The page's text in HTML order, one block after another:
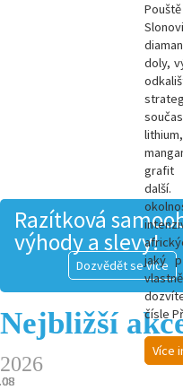
doly,
l
další.
jaký
čísle
Více
Razítková
výhody a slevy!
Dozvědět se více
Nejbližší
2026